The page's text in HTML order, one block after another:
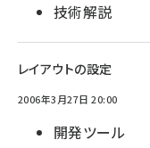
技術解説
レイアウトの設定
2006年3月27日 20:00
開発ツール